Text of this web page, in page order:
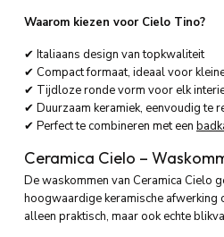
Waarom kiezen voor Cielo Tino?
✔ Italiaans design van topkwaliteit
✔ Compact formaat, ideaal voor
✔ Tijdloze ronde vorm voor elk
✔ Duurzaam keramiek, eenvoudig te
✔ Perfect te combineren met een
Ceramica Cielo –
De waskommen van Ceramica Cielo
hoogwaardige keramische afwerking
alleen praktisch, maar ook echte